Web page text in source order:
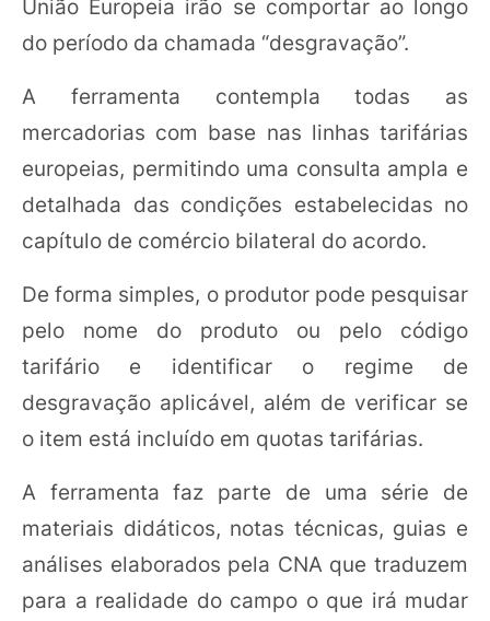
União Europeia irão se comportar ao longo
do período da chamada “desgravação”.
A ferramenta contempla todas as
mercadorias com base nas linhas tarifárias
europeias, permitindo uma consulta ampla e
detalhada das condições estabelecidas no
capítulo de comércio bilateral do acordo.
De forma simples, o produtor pode pesquisar
pelo nome do produto ou pelo código
tarifário e identificar o regime de
desgravação aplicável, além de verificar se
o item está incluído em quotas tarifárias.
A ferramenta faz parte de uma série de
materiais didáticos, notas técnicas, guias e
análises elaborados pela CNA que traduzem
para a realidade do campo o que irá mudar